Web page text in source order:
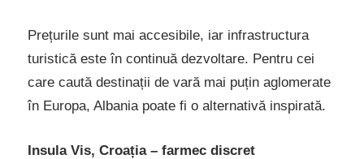
Prețurile sunt mai accesibile, iar infrastructura
turistică este în continuă dezvoltare. Pentru cei
care caută destinații de vară mai puțin aglomerate
în Europa, Albania poate fi o alternativă inspirată.
Insula Vis, Croația – farmec discret